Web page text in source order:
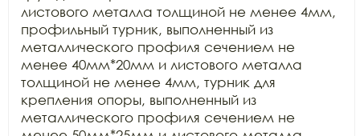
листового металла толщиной не менее 4мм,
профильный турник, выполненный из
металлического профиля сечением не
менее 40мм*20мм и листового металла
толщиной не менее 4мм, турник для
крепления опоры, выполненный из
металлического профиля сечением не